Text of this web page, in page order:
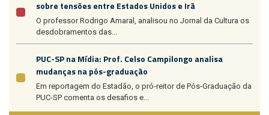
sobre tensões entre Estados Unidos e Irã
O professor Rodrigo Amaral, analisou no Jornal da Cultura os
desdobramentos das...
PUC-SP na Mídia: Prof. Celso Campilongo analisa
mudanças na pós-graduação
Em reportagem do Estadão, o pró-reitor de Pós-Graduação da
PUC-SP comenta os desafios e...